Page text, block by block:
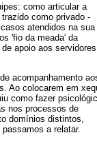
como articular a
como privado -
atendidos na sua
'fio da meada' da
apoio aos servidores,
acompanhamento
Ao colocarem em
como fazer
nos processos de
domínios distintos,
a relatar.